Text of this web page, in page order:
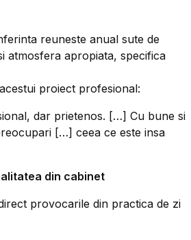
reuneste anual sute de
atmosfera apropiata, specifica
proiect profesional:
dar prietenos. […] Cu bune si
[…] ceea ce este insa
din cabinet
provocarile din practica de zi